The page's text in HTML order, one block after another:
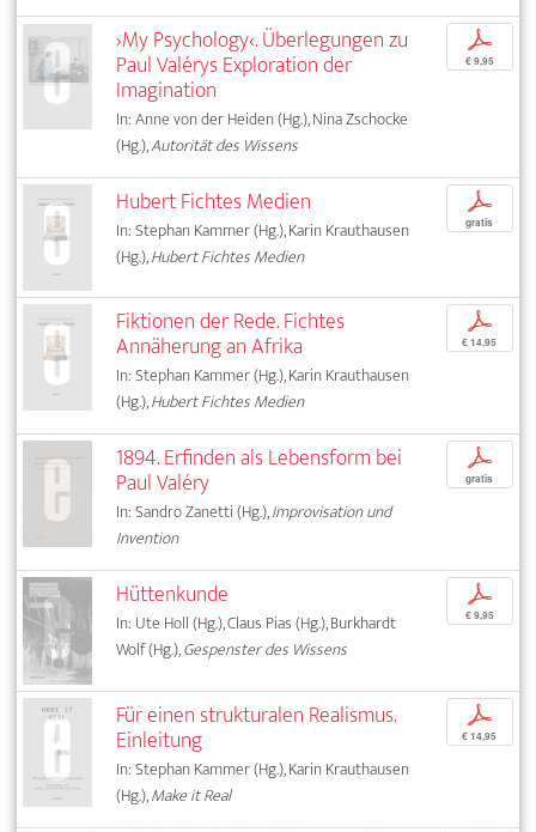
›My Psychology‹. Überlegungen zu
Paul Valérys Exploration der
Imagination
In: Anne von der Heiden (Hg.), Nina Zschocke
(Hg.),Autorität des Wissens
p
€ 9,95
Hubert Fichtes Medien
In: Stephan Kammer (Hg.), Karin Krauthausen
(Hg.),Hubert Fichtes Medien
p
gratis
Fiktionen der Rede. Fichtes
Annäherung an Afrika
In: Stephan Kammer (Hg.), Karin Krauthausen
(Hg.),Hubert Fichtes Medien
p
€ 14,95
1894. Erfinden als Lebensform bei
Paul Valéry
In: Sandro Zanetti (Hg.),Improvisation und
Invention
p
gratis
Hüttenkunde
In: Ute Holl (Hg.), Claus Pias (Hg.), Burkhardt
Wolf (Hg.),Gespenster des Wissens
p
€ 9,95
Für einen strukturalen Realismus.
Einleitung
In: Stephan Kammer (Hg.), Karin Krauthausen
(Hg.),Make it Real
p
€ 14,95